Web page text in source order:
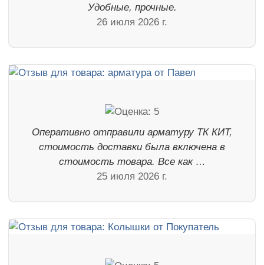
Удобные, прочные.
26 июля 2026 г.
Оперативно отправили арматуру ТК КИТ,
стоимость доставки была включена в
стоимость товара. Все как …
25 июля 2026 г.